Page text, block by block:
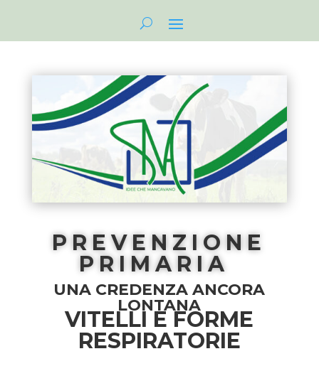
PREVENZIONE
PRIMARIA
UNA CREDENZA ANCORA
LONTANA
VITELLI E FORME
RESPIRATORIE